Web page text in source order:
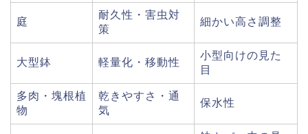
庭
耐久性・害虫対
策
細かい高さ調整
大型鉢 軽量化・移動性
小型向けの見た
目
多肉・塊根植
物
乾きやすさ・通
気
保水性